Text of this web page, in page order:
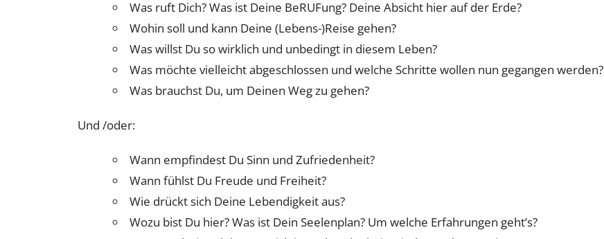
Was ruft Dich? Was ist Deine BeRUFung? Deine Absicht hier auf der Erde?
Wohin soll und kann Deine (Lebens-)Reise gehen?
Was willst Du so wirklich und unbedingt in diesem Leben?
Was möchte vielleicht abgeschlossen und welche Schritte wollen nun gegangen werden?
Was brauchst Du, um Deinen Weg zu gehen?
Und /oder:
Wann empfindest Du Sinn und Zufriedenheit?
Wann fühlst Du Freude und Freiheit?
Wie drückt sich Deine Lebendigkeit aus?
Wozu bist Du hier? Was ist Dein Seelenplan? Um welche Erfahrungen geht’s?